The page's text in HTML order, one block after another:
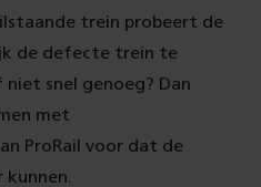
trein probeert de
de defecte trein te
snel genoeg? Dan
met
ProRail voor dat de